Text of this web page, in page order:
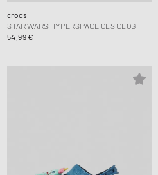
crocs
STAR WARS HYPERSPACE CLS CLOG
54,99 €